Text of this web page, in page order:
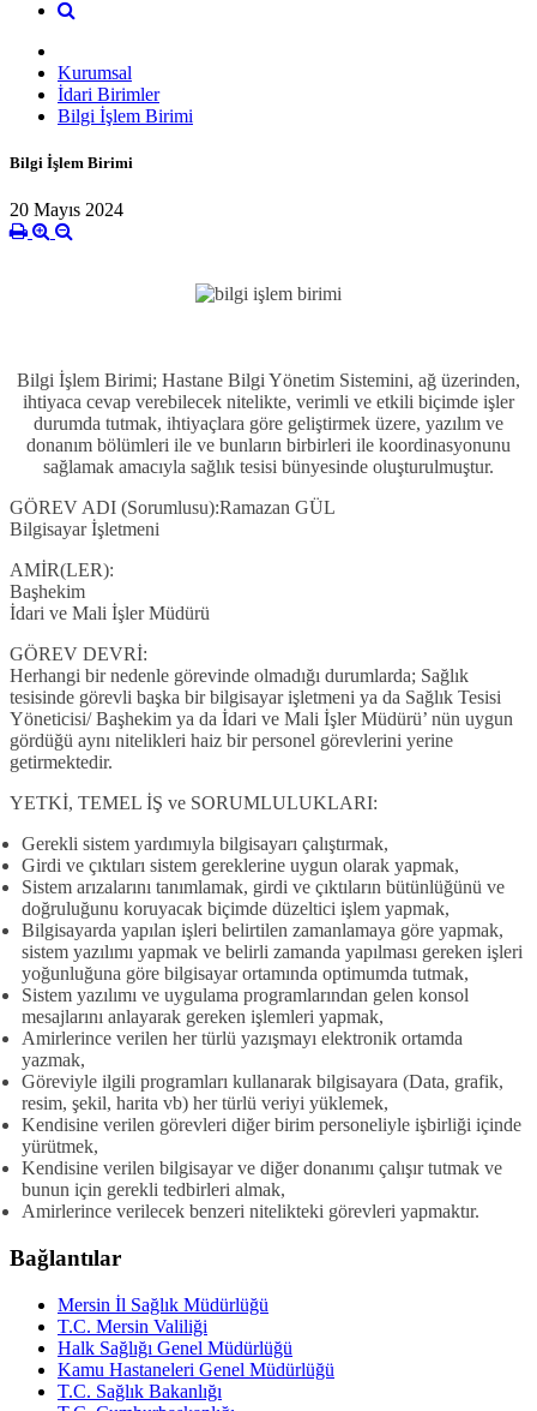
Kurumsal
İdari Birimler
Bilgi İşlem Birimi
Bilgi İşlem Birimi
20 Mayıs 2024
Bilgi İşlem Birimi; Hastane Bilgi Yönetim Sistemini, ağ üzerinden,
ihtiyaca cevap verebilecek nitelikte, verimli ve etkili biçimde işler
durumda tutmak, ihtiyaçlara göre geliştirmek üzere, yazılım ve
donanım bölümleri ile ve bunların birbirleri ile koordinasyonunu
sağlamak amacıyla sağlık tesisi bünyesinde oluşturulmuştur.
GÖREV ADI (Sorumlusu):Ramazan GÜL
Bilgisayar İşletmeni
AMİR(LER):
Başhekim
İdari ve Mali İşler Müdürü
GÖREV DEVRİ:
Herhangi bir nedenle görevinde olmadığı durumlarda; Sağlık
tesisinde görevli başka bir bilgisayar işletmeni ya da Sağlık Tesisi
Yöneticisi/ Başhekim ya da İdari ve Mali İşler Müdürü’ nün uygun
gördüğü aynı nitelikleri haiz bir personel görevlerini yerine
getirmektedir.
YETKİ, TEMEL İŞ ve SORUMLULUKLARI:
Gerekli sistem yardımıyla bilgisayarı çalıştırmak,
Girdi ve çıktıları sistem gereklerine uygun olarak yapmak,
Sistem arızalarını tanımlamak, girdi ve çıktıların bütünlüğünü ve
doğruluğunu koruyacak biçimde düzeltici işlem yapmak,
Bilgisayarda yapılan işleri belirtilen zamanlamaya göre yapmak,
sistem yazılımı yapmak ve belirli zamanda yapılması gereken işleri
yoğunluğuna göre bilgisayar ortamında optimumda tutmak,
Sistem yazılımı ve uygulama programlarından gelen konsol
mesajlarını anlayarak gereken işlemleri yapmak,
Amirlerince verilen her türlü yazışmayı elektronik ortamda
yazmak,
Göreviyle ilgili programları kullanarak bilgisayara (Data, grafik,
resim, şekil, harita vb) her türlü veriyi yüklemek,
Kendisine verilen görevleri diğer birim personeliyle işbirliği içinde
yürütmek,
Kendisine verilen bilgisayar ve diğer donanımı çalışır tutmak ve
bunun için gerekli tedbirleri almak,
Amirlerince verilecek benzeri nitelikteki görevleri yapmaktır.
Bağlantılar
Mersin İl Sağlık Müdürlüğü
T.C. Mersin Valiliği
Halk Sağlığı Genel Müdürlüğü
Kamu Hastaneleri Genel Müdürlüğü
T.C. Sağlık Bakanlığı